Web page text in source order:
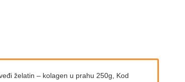
želatin – kolagen u prahu 250g, Kod